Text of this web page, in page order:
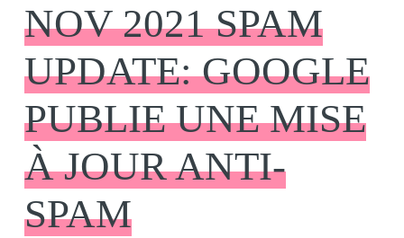
NOV 2021 SPAM
UPDATE: GOOGLE
PUBLIE UNE MISE
À JOUR ANTI-
SPAM